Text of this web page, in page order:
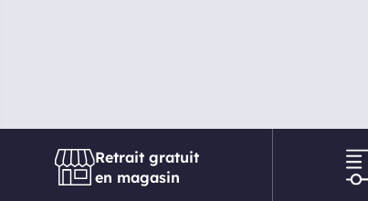
Retrait gratuit
en magasin